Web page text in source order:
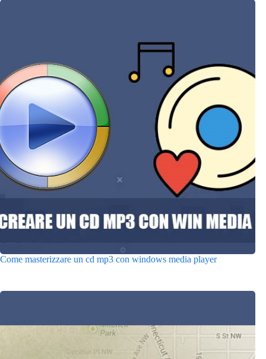
Come masterizzare un cd mp3 con windows media player